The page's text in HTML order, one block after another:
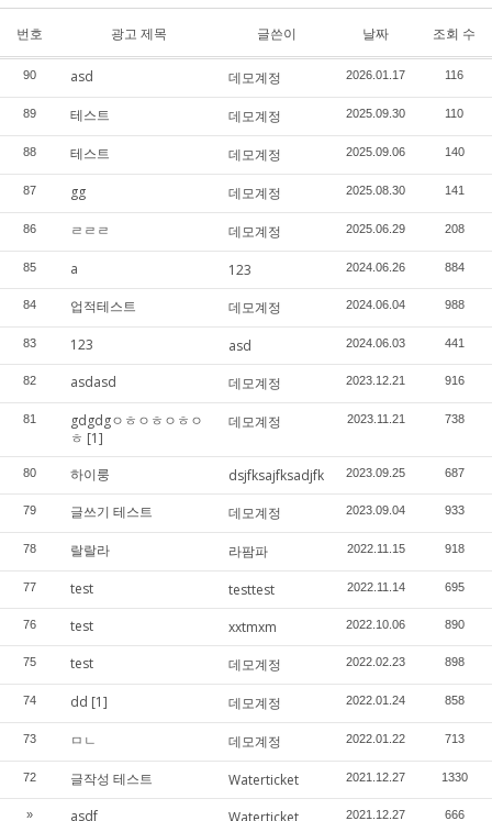
번호 광고 제목 글쓴이 날짜 조회 수
90 asd 데모계정 2026.01.17 116
89 테스트 데모계정 2025.09.30 110
88 테스트 데모계정 2025.09.06 140
87 gg 데모계정 2025.08.30 141
86 ㄹㄹㄹ 데모계정 2025.06.29 208
85 a 123 2024.06.26 884
84 업적테스트 데모계정 2024.06.04 988
83 123 asd 2024.06.03 441
82 asdasd 데모계정 2023.12.21 916
81
gdgdgㅇㅎㅇㅎㅇㅎㅇ
ㅎ [1]
데모계정 2023.11.21 738
80 하이룽 dsjfksajfksadjfk 2023.09.25 687
79 글쓰기 테스트 데모계정 2023.09.04 933
78 랄랄라 라팜파 2022.11.15 918
77 test testtest 2022.11.14 695
76 test xxtmxm 2022.10.06 890
75 test 데모계정 2022.02.23 898
74 dd [1] 데모계정 2022.01.24 858
73 ㅁㄴ 데모계정 2022.01.22 713
72 글작성 테스트 Waterticket 2021.12.27 1330
» asdf Waterticket 2021.12.27 666